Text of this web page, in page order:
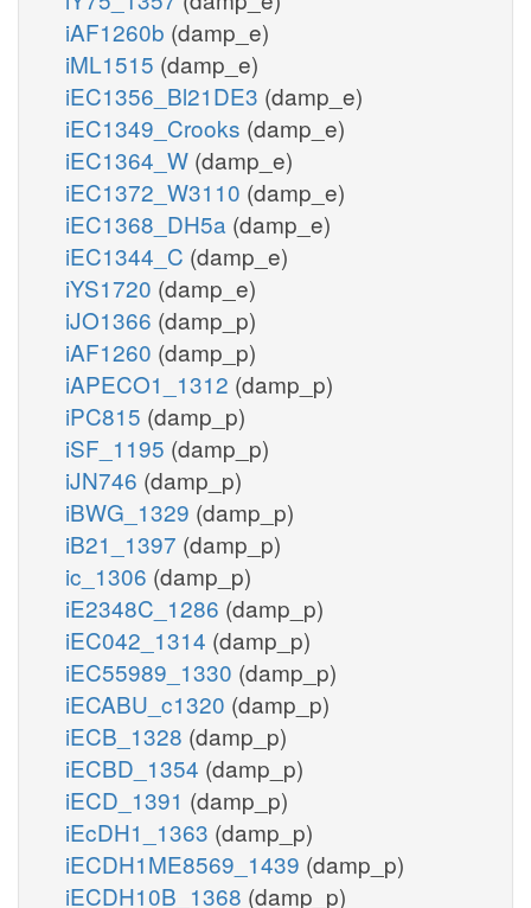
iAF1260b (damp_e)
iML1515 (damp_e)
iEC1356_Bl21DE3 (damp_e)
iEC1349_Crooks (damp_e)
iEC1364_W (damp_e)
iEC1372_W3110 (damp_e)
iEC1368_DH5a (damp_e)
iEC1344_C (damp_e)
iYS1720 (damp_e)
iJO1366 (damp_p)
iAF1260 (damp_p)
iAPECO1_1312 (damp_p)
iPC815 (damp_p)
iSF_1195 (damp_p)
iJN746 (damp_p)
iBWG_1329 (damp_p)
iB21_1397 (damp_p)
ic_1306 (damp_p)
iE2348C_1286 (damp_p)
iEC042_1314 (damp_p)
iEC55989_1330 (damp_p)
iECABU_c1320 (damp_p)
iECB_1328 (damp_p)
iECBD_1354 (damp_p)
iECD_1391 (damp_p)
iEcDH1_1363 (damp_p)
iECDH1ME8569_1439 (damp_p)
iECDH10B_1368 (damp_p)